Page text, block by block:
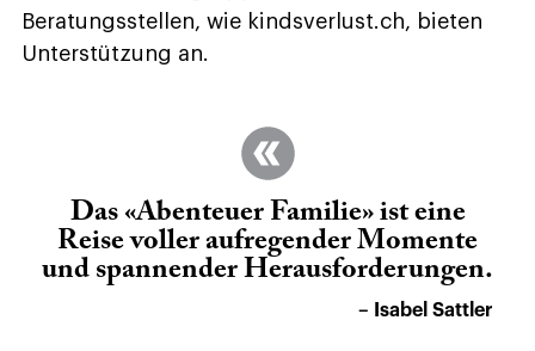
Beratungsstellen, wie kindsverlust.ch, bieten
Unterstützung an.
Das «Abenteuer Familie» ist eine
Reise voller aufregender Momente
und spannender Herausforderungen.
– Isabel Sattler